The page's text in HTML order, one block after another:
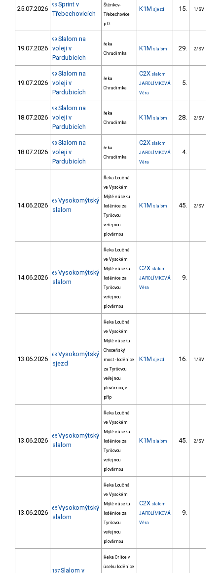
25.07.2026 93 Sprint v
Třebechovicích
Štěnkov-
Třebechovice
p.O.
K1M sjezd 15. 1/SV
19.07.2026
99 Slalom na
voleji v
Pardubicích
řeka
Chrudimka
K1M slalom 29. 2/SV
19.07.2026
99 Slalom na
voleji v
Pardubicích
řeka
Chrudimka
C2X slalom
JAROLÍMKOVÁ
Věra
5.
18.07.2026
98 Slalom na
voleji v
Pardubicích
řeka
Chrudimka
K1M slalom 28. 2/SV
18.07.2026
98 Slalom na
voleji v
Pardubicích
řeka
Chrudimka
C2X slalom
JAROLÍMKOVÁ
Věra
4.
14.06.2026
66 Vysokomýtský
slalom
Řeka Loučná
ve Vysokém
Mýtě v úseku
loděnice za
Tyršovou
veřejnou
plovárnou
K1M slalom 45. 2/SV
14.06.2026
66 Vysokomýtský
slalom
Řeka Loučná
ve Vysokém
Mýtě v úseku
loděnice za
Tyršovou
veřejnou
plovárnou
C2X slalom
JAROLÍMKOVÁ
Věra
9.
13.06.2026
63 Vysokomýtský
sjezd
Řeka Loučná
ve Vysokém
Mýtě v úseku
Choceňský
most - loděnice
za Tyršovou
veřejnou
plovárnou, v
příp
K1M sjezd 16. 1/SV
13.06.2026
65 Vysokomýtský
slalom
Řeka Loučná
ve Vysokém
Mýtě v úseku
loděnice za
Tyršovou
veřejnou
plovárnou
K1M slalom 45. 2/SV
13.06.2026
65 Vysokomýtský
slalom
Řeka Loučná
ve Vysokém
Mýtě v úseku
loděnice za
Tyršovou
veřejnou
plovárnou
C2X slalom
JAROLÍMKOVÁ
Věra
9.
137 Slalom v
Řeka Orlice v
úseku loděnice